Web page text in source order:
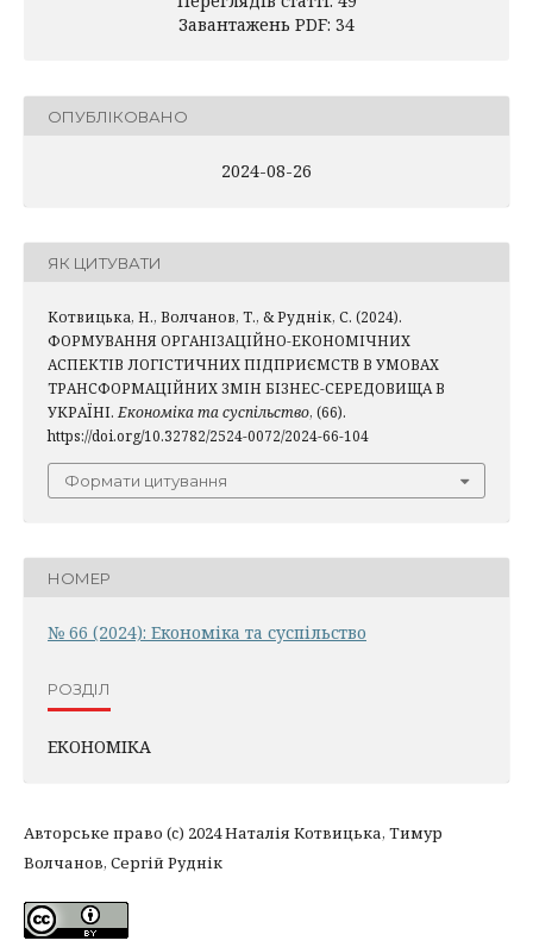
Завантажень PDF: 34
ОПУБЛІКОВАНО
2024-08-26
ЯК ЦИТУВАТИ
Котвицька, Н., Волчанов, Т., & Руднік, С. (2024).
ФОРМУВАННЯ ОРГАНІЗАЦІЙНО-ЕКОНОМІЧНИХ
АСПЕКТІВ ЛОГІСТИЧНИХ ПІДПРИЄМСТВ В УМОВАХ
ТРАНСФОРМАЦІЙНИХ ЗМІН БІЗНЕС-СЕРЕДОВИЩА В
УКРАЇНІ. Економіка та суспільство, (66).
https://doi.org/10.32782/2524-0072/2024-66-104
Формати цитування
НОМЕР
№ 66 (2024): Економіка та суспільство
РОЗДІЛ
ЕКОНОМІКА
Авторське право (c) 2024 Наталія Котвицька, Тимур
Волчанов, Сергій Руднік